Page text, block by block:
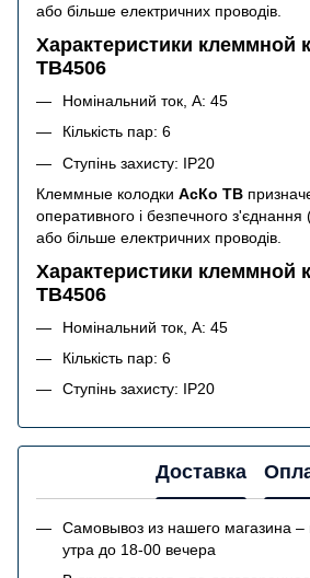
або більше електричних проводів.
Характеристики клеммной
TB4506
Номінальний ток, А: 45
Кількість пар: 6
Ступінь захисту: IP20
Клеммные колодки АсКо ТВ
оперативного і безпечного з'єднання
або більше електричних проводів.
Характеристики клеммной
TB4506
Номінальний ток, А: 45
Кількість пар: 6
Ступінь захисту: IP20
Доставка
Самовывоз из нашего магазина –
утра до 18-00 вечера